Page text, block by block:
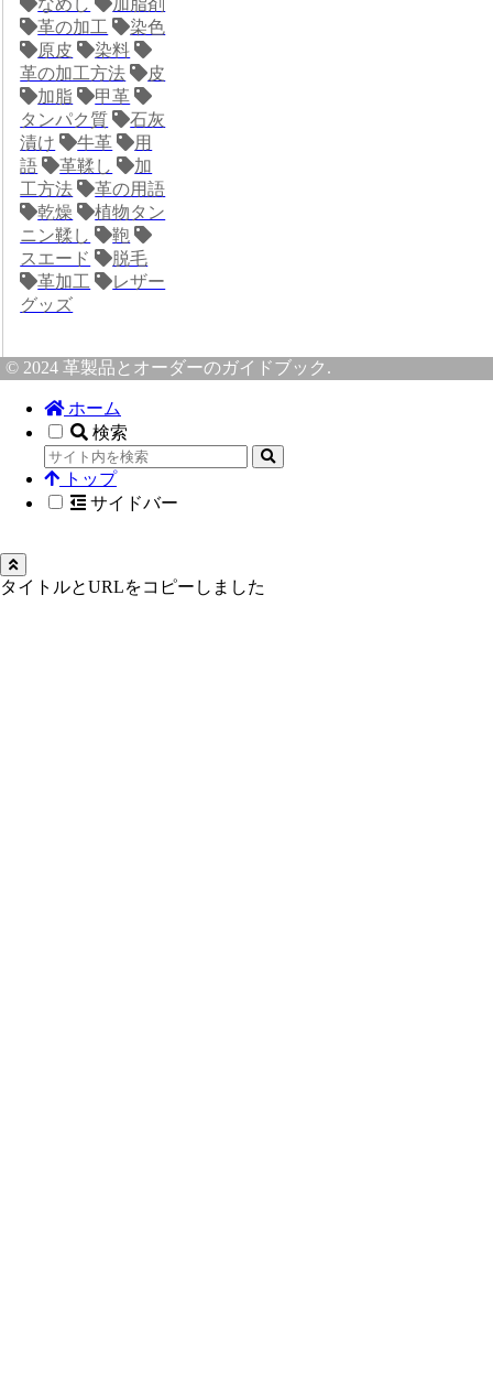
なめし
加脂剤
革の加工
染色
原皮
染料
革の加工方法
皮
加脂
甲革
タンパク質
石灰
漬け
牛革
用
語
革鞣し
加
工方法
革の用語
乾燥
植物タン
ニン鞣し
鞄
スエード
脱毛
革加工
レザー
グッズ
© 2024 革製品とオーダーのガイドブック.
ホーム
検索
トップ
サイドバー
タイトルとURLをコピーしました